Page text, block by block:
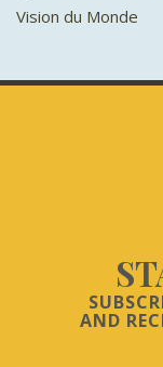
Vision du Monde
AND